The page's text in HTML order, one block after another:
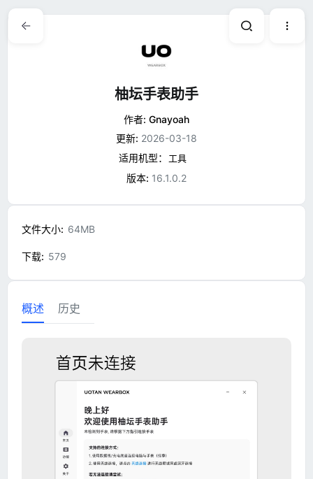
柚坛手表助手
作者: Gnayoah
更新: 2026-03-18
适用机型：
工具
版本: 16.1.0.2
文件大小 64MB
下载 579
概述 历史